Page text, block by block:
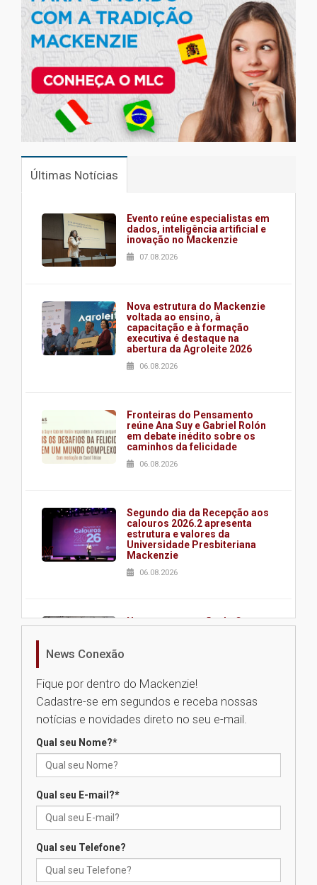
Últimas Notícias
Evento reúne especialistas em
dados, inteligência artificial e
inovação no Mackenzie
07.08.2026
Nova estrutura do Mackenzie
voltada ao ensino, à
capacitação e à formação
executiva é destaque na
abertura da Agroleite 2026
06.08.2026
Fronteiras do Pensamento
reúne Ana Suy e Gabriel Rolón
em debate inédito sobre os
caminhos da felicidade
06.08.2026
Segundo dia da Recepção aos
calouros 2026.2 apresenta
estrutura e valores da
Universidade Presbiteriana
Mackenzie
06.08.2026
Nova apresentação do Centro
Universidade Mackenzie
realizará nova edição da Feira
das novas tecnologias em
News Conexão
Fique por dentro do Mackenzie!
Cadastre-se em segundos e receba nossas
notícias e novidades direto no seu e-mail.
Qual seu Nome?*
Qual seu E-mail?*
Qual seu Telefone?